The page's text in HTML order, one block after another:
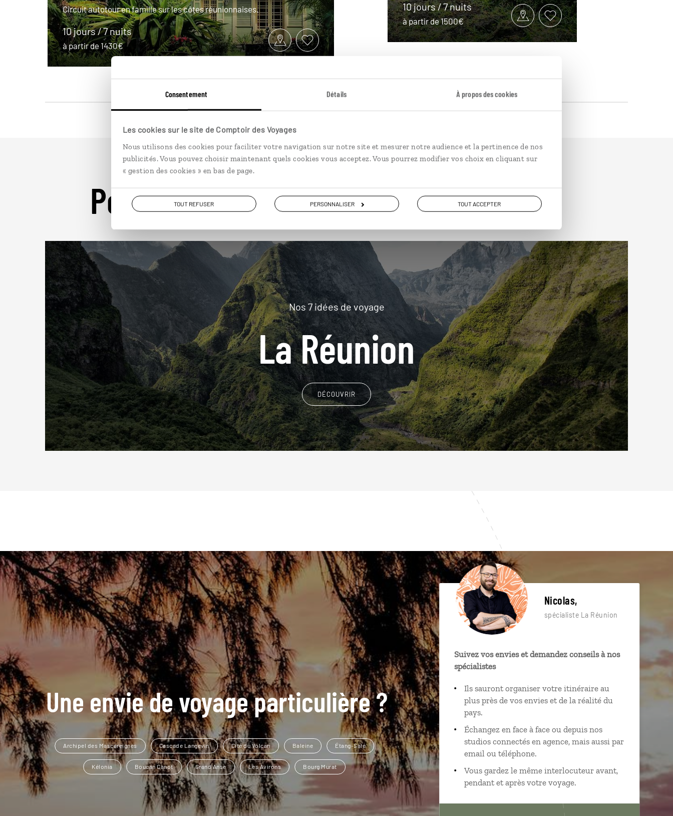
Consentement Détails À propos des cookies
Les cookies sur le site de Comptoir des Voyages
Nous utilisons des cookies pour faciliter votre navigation sur notre site et mesurer notre audience et la pertinence de nos
publicités. Vous pouvez choisir maintenant quels cookies vous acceptez. Vous pourrez modifier vos choix en cliquant sur
« gestion des cookies » en bas de page.
TOUT REFUSER PERSONNALISER TOUT ACCEPTER
Circuit autotour en famille sur les côtes réunionnaises.
10 jours / 7 nuits
à partir de 1430€
10 jours / 7 nuits
à partir de 1500€
Pour aller plus loin
Nos 7 idées de voyage
La Réunion
DÉCOUVRIR
Une envie de voyage particulière ?
Archipel des Mascareignes Cascade Langevin Cité du Volcan Baleine Étang-Salé
Kélonia Boucan Canot Grand Anse Les Avirons Bourg Murat
Nicolas,
spécialiste La Réunion
Suivez vos envies et demandez conseils à nos
spécialistes
Ils sauront organiser votre itinéraire au
plus près de vos envies et de la réalité du
pays.
Échangez en face à face ou depuis nos
studios connectés en agence, mais aussi par
email ou téléphone.
Vous gardez le même interlocuteur avant,
pendant et après votre voyage.